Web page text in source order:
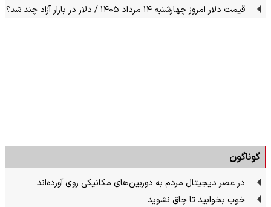
قیمت دلار امروز چهارشنبه ۱۴ مرداد ۱۴۰۵ / دلار در بازار آزاد چند شد؟
گوناگون
در عصر دیجیتال مردم به دوربین‌های مکانیکی روی آورده‌اند
خوب بخوابید تا چاق نشوید